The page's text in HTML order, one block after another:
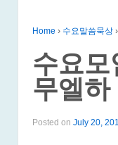
Home › 수요말씀묵상 ›
수요
무엘하
Posted on July 20,